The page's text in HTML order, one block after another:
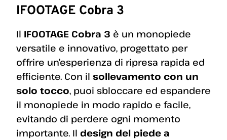
IFOOTAGE Cobra 3
Il IFOOTAGE Cobra 3 è un monopiede
versatile e innovativo, progettato per
offrire un’esperienza di ripresa rapida ed
efficiente. Con il sollevamento con un
solo tocco, puoi sbloccare ed espandere
il monopiede in modo rapido e facile,
evitando di perdere ogni momento
importante. Il design del piede a